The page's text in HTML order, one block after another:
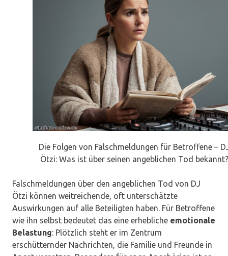
Die Folgen von Falschmeldungen für Betroffene –
Ötzi: Was ist über seinen angeblichen Tod bekannt?
Falschmeldungen über den angeblichen Tod von DJ
Ötzi können weitreichende, oft unterschätzte
Auswirkungen auf alle Beteiligten haben. Für Betroffene
wie ihn selbst bedeutet das eine erhebliche emotionale
Belastung: Plötzlich steht er im Zentrum
erschütternder Nachrichten, die Familie und Freunde in